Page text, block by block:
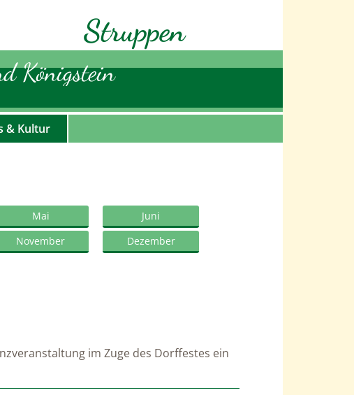
Struppen
Königstein
& Kultur
Mai
Juni
November Dezember
im Zuge des Dorffestes ein